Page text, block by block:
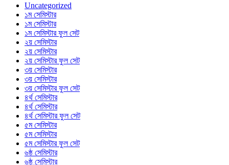
Uncategorized
১ম সেমিস্টার
১ম সেমিস্টার
১ম সেমিস্টার ফুল সেট
২য় সেমিস্টার
২য় সেমিস্টার
২য় সেমিস্টার ফুল সেট
৩য় সেমিস্টার
৩য় সেমিস্টার
৩য় সেমিস্টার ফুল সেট
৪র্থ সেমিস্টার
৪র্থ সেমিস্টার
৪র্থ সেমিস্টার ফুল সেট
৫ম সেমিস্টার
৫ম সেমিস্টার
৫ম সেমিস্টার ফুল সেট
৬ষ্ঠ সেমিস্টার
৬ষ্ঠ সেমিস্টার